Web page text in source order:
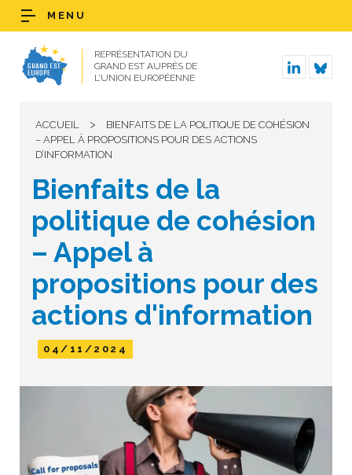
REPRÉSENTATION DU
GRAND EST AUPRÈS DE
L’UNION EUROPÉENNE
MENU
ACCUEIL >
BIENFAITS DE LA POLITIQUE DE COHÉSION
– APPEL À PROPOSITIONS POUR DES ACTIONS
D’INFORMATION
Bienfaits de la
politique de cohésion
– Appel à
propositions pour des
actions d'information
04/11/2024